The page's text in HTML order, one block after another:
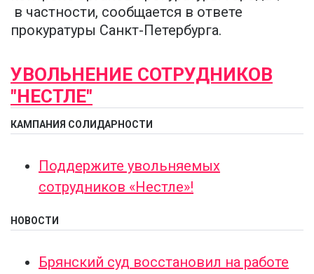
в частности, сообщается в ответе
прокуратуры Санкт-Петербурга.
УВОЛЬНЕНИЕ СОТРУДНИКОВ
"НЕСТЛЕ"
КАМПАНИЯ СОЛИДАРНОСТИ
Поддержите увольняемых
сотрудников «Нестле»!
НОВОСТИ
Брянский суд восстановил на работе